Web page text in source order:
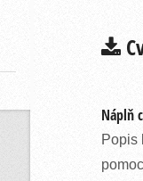
Náplň
Popis